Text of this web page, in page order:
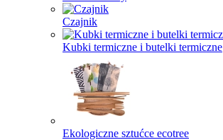
Czajnik
Kubki termiczne i butelki termiczne
Ekologiczne sztućce ecotree